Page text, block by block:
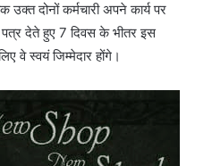
दोनों कर्मचारी अपने कार्य पर
पत्र देते हुए 7 दिवस के भीतर इस
वे स्वयं जिम्मेदार होंगे।